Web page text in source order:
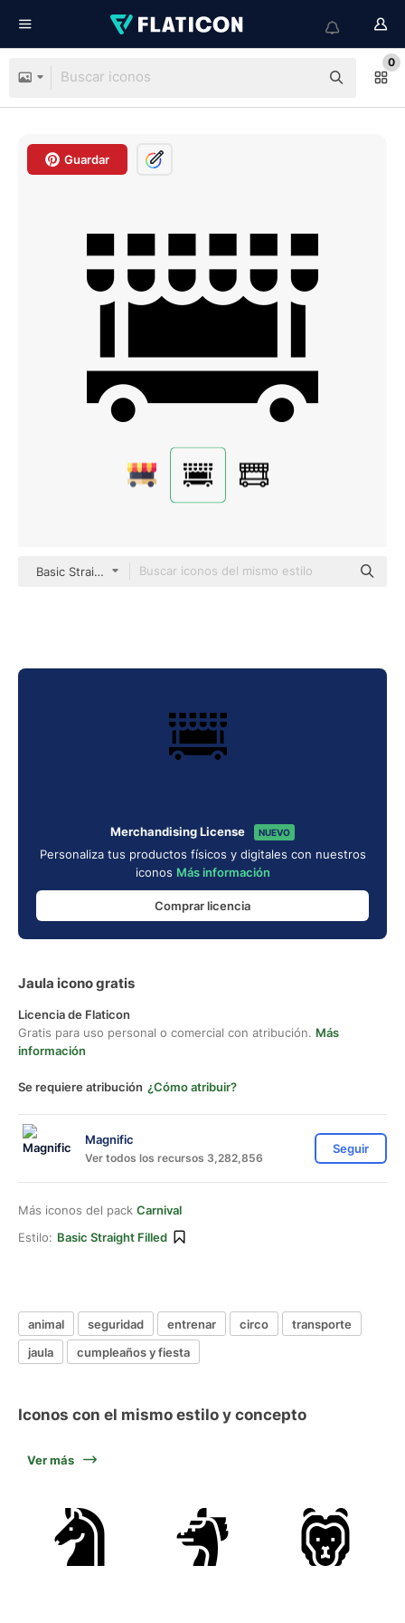
0
Guardar
Basic Straight Filled
Merchandising License NUEVO
Personaliza tus productos físicos y digitales con nuestros
iconos Más información
Comprar licencia
Jaula icono gratis
Licencia de Flaticon
Gratis para uso personal o comercial con atribución. Más
información
Se requiere atribución ¿Cómo atribuir?
Magnific
Ver todos los recursos 3,282,856
Seguir
Más iconos del pack Carnival
Estilo: Basic Straight Filled
animal seguridad entrenar circo
transporte
jaula
cumpleaños y fiesta
Iconos con el mismo estilo y concepto
Ver más